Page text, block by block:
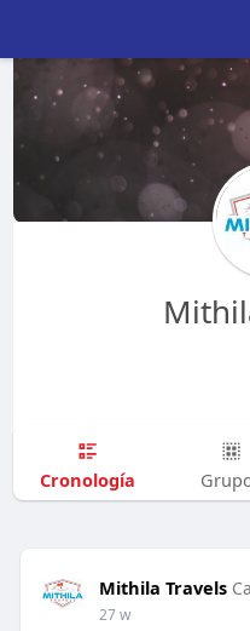
Cronología
Mithila Travels
27 w